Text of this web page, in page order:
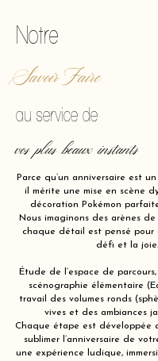
Notre
Savoir Faire
au service de
vos plus beaux instants
Parce qu’un anniversaire est
il mérite une mise en scène
décoration Pokémon
Nous imaginons des arènes de
chaque détail est pensé pour
défi et la joie.
Étude de l’espace de
scénographie élémentaire
travail des volumes ronds
vives et des ambiances
Chaque étape est développée
sublimer l’anniversaire de
une expérience ludique,